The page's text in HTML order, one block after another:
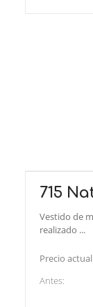
715
Vestido de
realizado ...
Precio
Antes: